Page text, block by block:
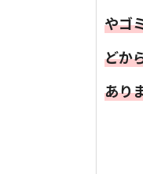
やゴ
どか
あり